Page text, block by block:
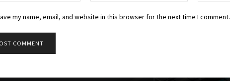
my name, email, and website in this browser for the next time I comment.